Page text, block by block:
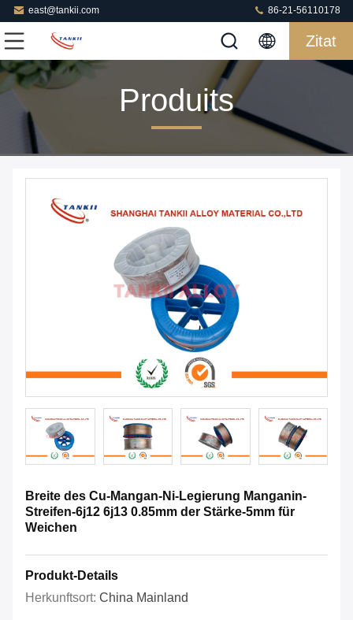
east@tankii.com 86-21-56110178
Zitat
Produits
Breite des Cu-Mangan-Ni-Legierung Manganin-
Streifen-6j12 6j13 0.85mm der Stärke-5mm für
Weichen
Produkt-Details
Herkunftsort: China Mainland